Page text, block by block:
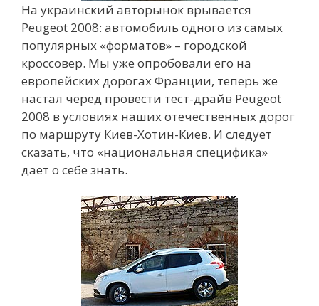
На украинский авторынок врывается
Peugeot 2008: автомобиль одного из самых
популярных «форматов» – городской
кроссовер. Мы уже опробовали его на
европейских дорогах Франции, теперь же
настал черед провести тест-драйв Peugeot
2008 в условиях наших отечественных дорог
по маршруту Киев-Хотин-Киев. И следует
сказать, что «национальная специфика»
дает о себе знать.